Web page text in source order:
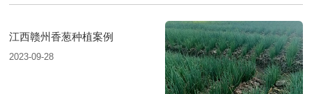
江西赣州香葱种植案例
2023-09-28